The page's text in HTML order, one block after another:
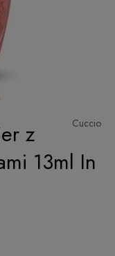
Cuccio
z
13ml In